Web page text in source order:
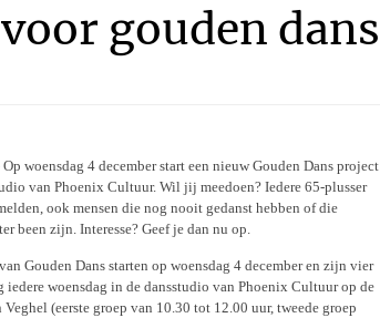
gouden dans
Op woensdag 4 december start een nieuw Gouden Dans project
van Phoenix Cultuur. Wil jij meedoen? Iedere 65-plusser
ook mensen die nog nooit gedanst hebben of die
been zijn. Interesse? Geef je dan nu op.
Gouden Dans starten op woensdag 4 december en zijn vier
iedere woensdag in de dansstudio van Phoenix Cultuur op de
(eerste groep van 10.30 tot 12.00 uur, tweede groep